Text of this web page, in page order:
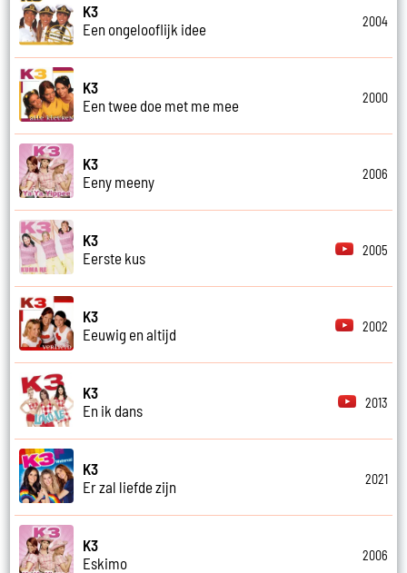
K3
Een ongelooflijk idee
2004
K3
Een twee doe met me mee
2000
K3
Eeny meeny
2006
K3
Eerste kus
2005
K3
Eeuwig en altijd
2002
K3
En ik dans
2013
K3
Er zal liefde zijn
2021
K3
Eskimo
2006